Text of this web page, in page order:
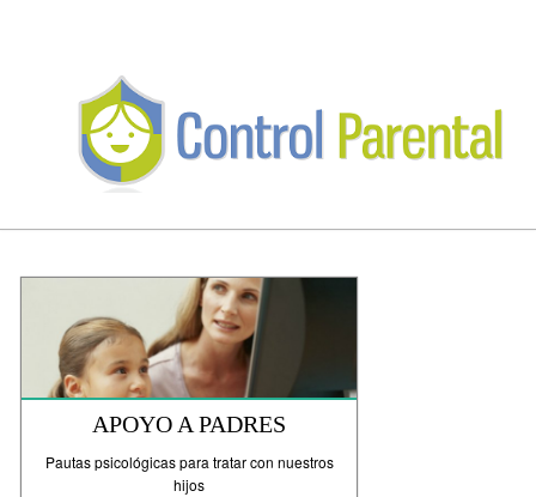
APOYO A PADRES
Pautas psicológicas para tratar con nuestros
hijos